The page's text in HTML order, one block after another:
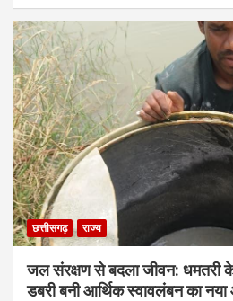
छत्तीसगढ़ राज्य
जल संरक्षण से बदला जीवन: धमतरी के
डबरी बनी आर्थिक स्वावलंबन का